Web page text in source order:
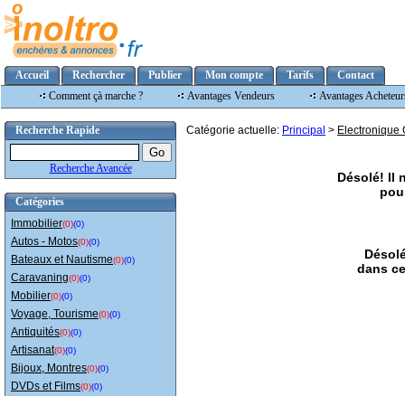
Accueil Rechercher Publier Mon compte Tarifs
Contact
Comment çà marche ?
Avantages Vendeurs Avantages
Recherche Rapide
Recherche Avancée
Catégories
Immobilier(0)(0)
Autos - Motos(0)(0)
Bateaux et Nautisme(0)(0)
Caravaning(0)(0)
Mobilier(0)(0)
Voyage, Tourisme(0)(0)
Antiquités(0)(0)
Artisanat(0)(0)
Bijoux, Montres(0)(0)
DVDs et Films(0)(0)
Catégorie actuelle: Principal > Electronique
Désolé! Il
dans